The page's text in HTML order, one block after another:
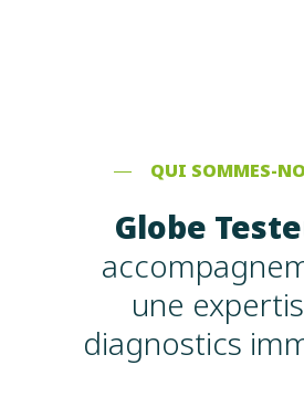
QUI SOMMES-
Globe
une
diagnostics